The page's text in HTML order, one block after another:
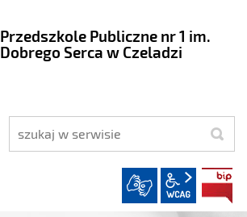
Przedszkole Publiczne nr 1 im.
Dobrego Serca w Czeladzi
szukaj
wcag2.1